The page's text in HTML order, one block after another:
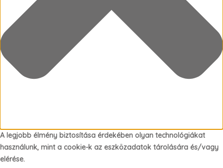
A legjobb élmény biztosítása érdekében olyan technológiákat
használunk, mint a cookie-k az eszközadatok tárolására és/vagy
elérése.